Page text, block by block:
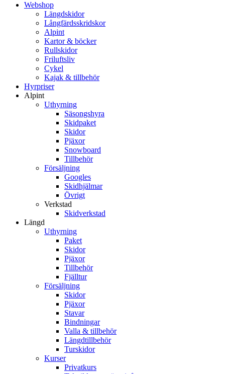
Webshop
Längdskidor
Långfärdsskridskor
Alpint
Kartor & böcker
Rullskidor
Friluftsliv
Cykel
Kajak & tillbehör
Hyrpriser
Alpint
Uthyrning
Säsongshyra
Skidpaket
Skidor
Pjäxor
Snowboard
Tillbehör
Försäljning
Googles
Skidhjälmar
Övrigt
Verkstad
Skidverkstad
Längd
Uthyrning
Paket
Skidor
Pjäxor
Tillbehör
Fjälltur
Försäljning
Skidor
Pjäxor
Stavar
Bindningar
Valla & tillbehör
Längdtillbehör
Turskidor
Kurser
Privatkurs